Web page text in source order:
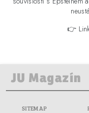
👉
SITEMAP